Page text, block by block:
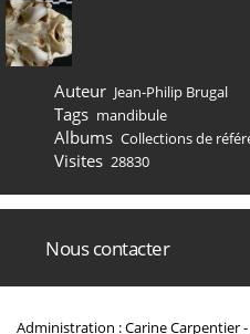
Auteur Jean-Philip Brugal
Tags mandibule
Albums Collections de
Visites 28830
Nous contacter
Administration : Carine Carpentier -